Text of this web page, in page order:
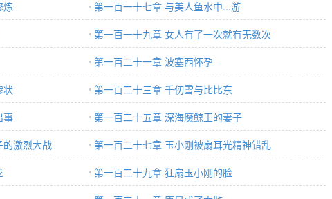
炼
第一百一十七章 与美人鱼水中...游
第一百一十九章 女人有了一次就有无数次
第一百二十一章 波塞西怀孕
状
第一百二十三章 千仞雪与比比东
事
第一百二十五章 深海魔鲸王的妻子
的激烈大战
第一百二十七章 玉小刚被扇耳光精神错乱
第一百二十九章 狂扇玉小刚的脸